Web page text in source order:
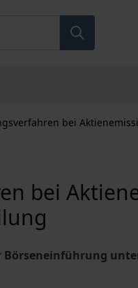
bei
bei
Börseneinführung